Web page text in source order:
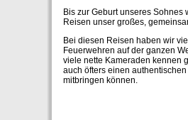
Bis zur Geburt unseres Sohnes
Reisen unser großes,
Bei diesen Reisen haben wir
Feuerwehren auf der ganzen
viele nette Kameraden kennen
auch öfters einen
mitbringen können.